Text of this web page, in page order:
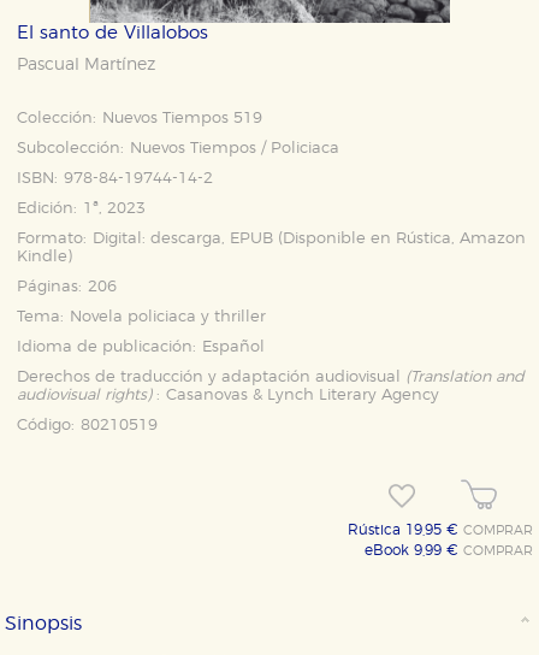
El santo de Villalobos
Pascual Martínez
Colección:
Nuevos Tiempos 519
Subcolección:
Nuevos Tiempos / Policiaca
ISBN: 978-84-19744-14-2
Edición: 1ª, 2023
Formato:
Digital: descarga, EPUB (Disponible en Rústica,Amazon
Kindle )
Páginas: 206
Tema:
Novela policiaca y thriller
Idioma de publicación:
Español
Derechos de traducción y adaptación audiovisual
(Translation and
audiovisual rights): Casanovas & Lynch Literary Agency
Código: 80210519
Rústica 19,95 €COMPRAR
eBook 9,99 €COMPRAR
Sinopsis